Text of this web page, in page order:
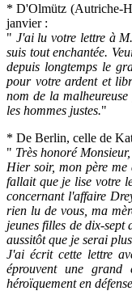
* D'Olmütz (Autriche-
janvier :
" J'ai lu votre lettre à
suis tout enchantée.
depuis longtemps le
pour votre ardent et
nom de la
les hommes justes."
* De Berlin, celle de
" Très honoré Monsieur,
Hier soir, mon père
fallait que je lise votre
concernant l'affaire
rien lu de vous, ma
jeunes filles de dix-
aussitôt que je serai
J'ai écrit cette lettre
éprouvent une
héroïquement en